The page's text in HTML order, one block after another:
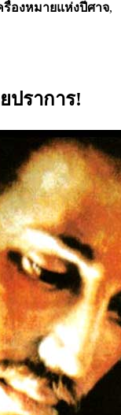
รื่องหมายแห่งปีศาจ,
ปราการ!